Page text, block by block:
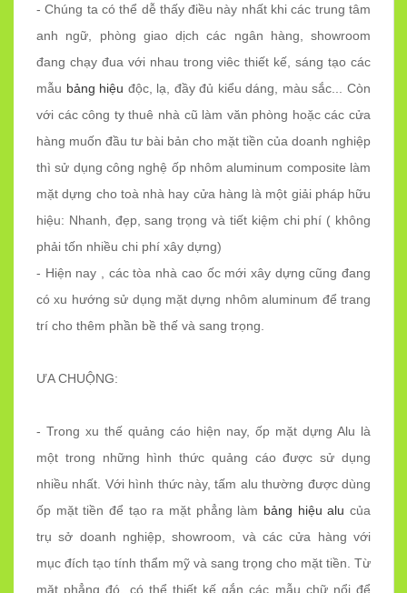
- Chúng ta có thể dễ thấy điều này nhất khi các trung tâm
anh ngữ, phòng giao dịch các ngân hàng, showroom
đang chạy đua với nhau trong viêc thiết kế, sáng tạo các
mẫu bảng hiệu độc, lạ, đầy đủ kiểu dáng, màu sắc... Còn
với các công ty thuê nhà cũ làm văn phòng hoặc các cửa
hàng muốn đầu tư bài bản cho mặt tiền của doanh nghiệp
thì sử dụng công nghệ ốp nhôm aluminum composite làm
mặt dựng cho toà nhà hay cửa hàng là một giải pháp hữu
hiệu: Nhanh, đẹp, sang trọng và tiết kiệm chi phí ( không
phải tốn nhiều chi phí xây dựng)
- Hiện nay , các tòa nhà cao ốc mới xây dựng cũng đang
có xu hướng sử dụng mặt dựng nhôm aluminum để trang
trí cho thêm phần bề thế và sang trọng.
ƯA CHUỘNG:
- Trong xu thế quảng cáo hiện nay, ốp mặt dựng Alu là
một trong những hình thức quảng cáo được sử dụng
nhiều nhất. Với hình thức này, tấm alu thường được dùng
ốp mặt tiền để tạo ra mặt phẳng làm bảng hiệu alu của
trụ sở doanh nghiệp, showroom, và các cửa hàng với
mục đích tạo tính thẩm mỹ và sang trọng cho mặt tiền. Từ
mặt phẳng đó, có thể thiết kế gắn các mẫu chữ nổi để